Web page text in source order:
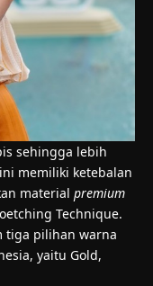
sehingga lebih
ini memiliki ketebalan
material premium
Technique.
tiga pilihan warna
yaitu Gold,